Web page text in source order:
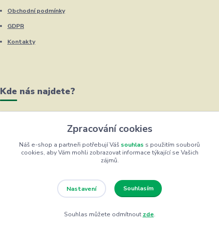
Obchodní podmínky
GDPR
Kontakty
Kde nás najdete?
Zpracování cookies
Náš e-shop a partneři potřebují Váš souhlas s použitím souborů
cookies, aby Vám mohli zobrazovat informace týkající se Vašich
zájmů.
Nastavení Souhlasím
Souhlas můžete odmítnout zde.